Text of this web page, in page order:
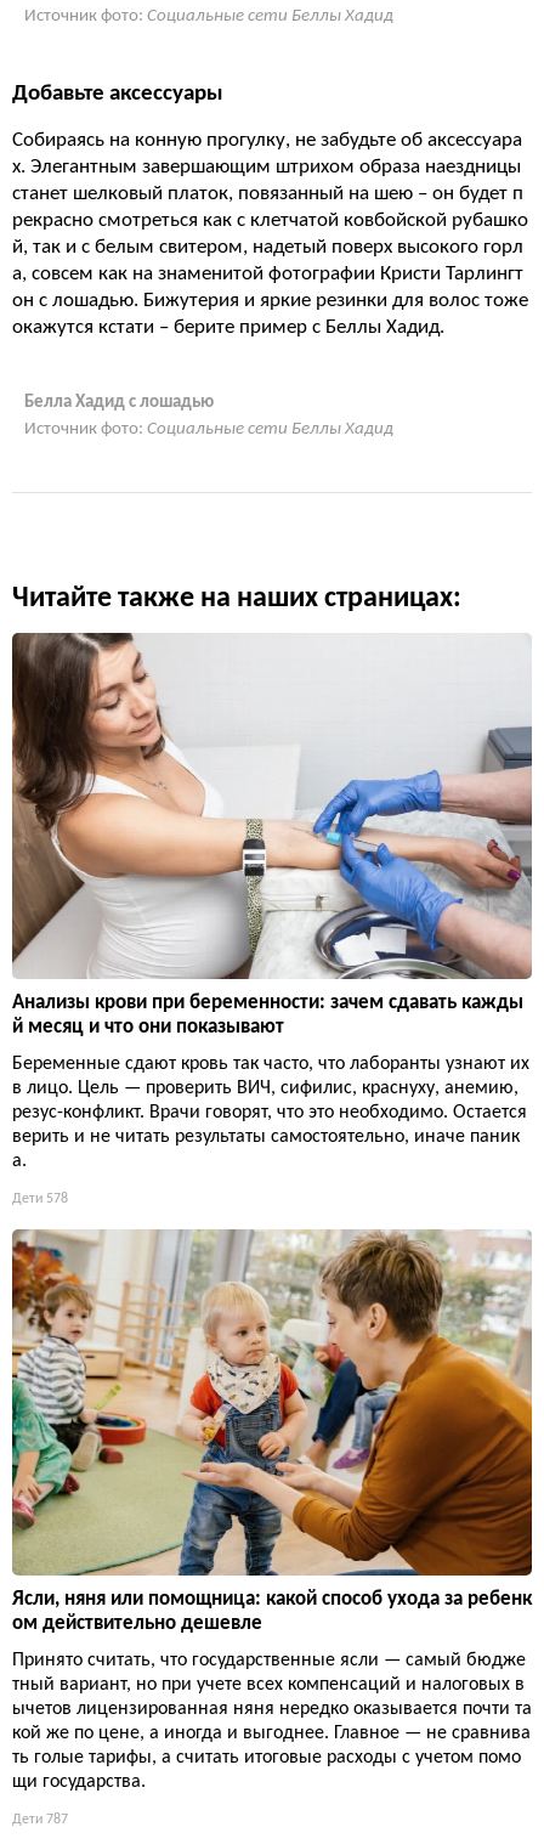
Источник фото: Социальные сети Беллы Хадид
Добавьте аксессуары
Собираясь на конную прогулку, не забудьте об аксессуара
х. Элегантным завершающим штрихом образа наездницы
станет шелковый платок, повязанный на шею – он будет п
рекрасно смотреться как с клетчатой ковбойской рубашко
й, так и с белым свитером, надетый поверх высокого горл
а, совсем как на знаменитой фотографии Кристи Тарлингт
он с лошадью. Бижутерия и яркие резинки для волос тоже
окажутся кстати – берите пример с Беллы Хадид.
Белла Хадид с лошадью
Источник фото: Социальные сети Беллы Хадид
Читайте также на наших страницах:
Анализы крови при беременности: зачем сдавать кажды
й месяц и что они показывают
Беременные сдают кровь так часто, что лаборанты узнают их
в лицо. Цель — проверить ВИЧ, сифилис, краснуху, анемию,
резус-конфликт. Врачи говорят, что это необходимо. Остается
верить и не читать результаты самостоятельно, иначе паник
а.
Дети 578
Ясли, няня или помощница: какой способ ухода за ребенк
ом действительно дешевле
Принято считать, что государственные ясли — самый бюдже
тный вариант, но при учете всех компенсаций и налоговых в
ычетов лицензированная няня нередко оказывается почти та
кой же по цене, а иногда и выгоднее. Главное — не сравнива
ть голые тарифы, а считать итоговые расходы с учетом помо
щи государства.
Дети 787